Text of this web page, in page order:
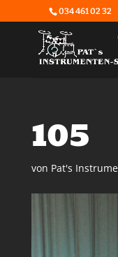
034 461 02 32
105
von Pat's